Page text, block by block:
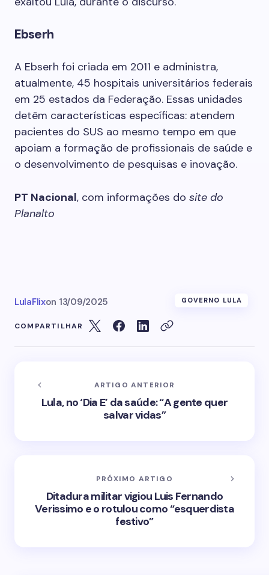
Ebserh
A Ebserh foi criada em 2011 e administra,
atualmente, 45 hospitais universitários federais
em 25 estados da Federação. Essas unidades
detêm características específicas: atendem
pacientes do SUS ao mesmo tempo em que
apoiam a formação de profissionais de saúde e
o desenvolvimento de pesquisas e inovação.
PT Nacional, com informações do site do
Planalto
LulaFlixon 13/09/2025 GOVERNO LULA
COMPARTILHAR
ARTIGO ANTERIOR
Lula, no ‘Dia E’ da saúde: “A gente quer
salvar vidas”
PRÓXIMO ARTIGO
Ditadura militar vigiou Luis Fernando
Verissimo e o rotulou como “esquerdista
festivo”